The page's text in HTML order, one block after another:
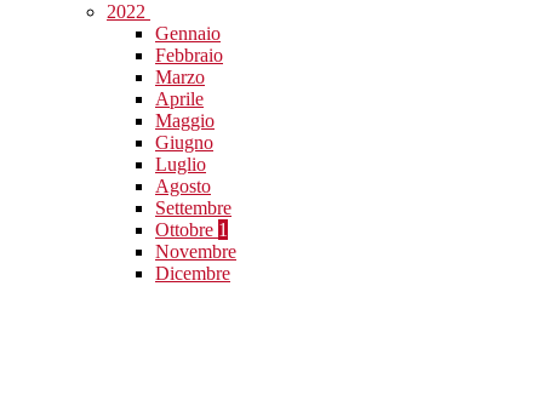
2022
Gennaio
Febbraio
Marzo
Aprile
Maggio
Giugno
Luglio
Agosto
Settembre
Ottobre 1
Novembre
Dicembre